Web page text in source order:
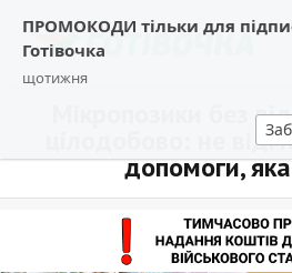
ПРОМОКОДИ тільки для
Готівочка
щотижня
Мікропозики без
цілодобово: не
допомоги,